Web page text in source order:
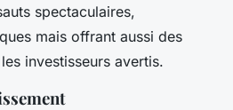
spectaculaires,
mais offrant aussi des
investisseurs avertis.